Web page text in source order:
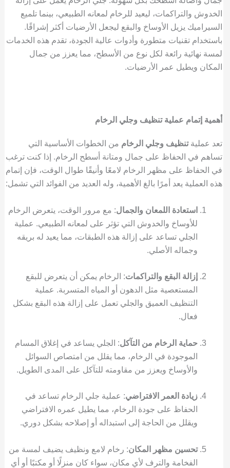
الخدوش والتراكمات، ليعيد للرخام لمعانه الطبيعي، بينما تلميع
السيراميك يزيل الأوساخ والبقع ليجعل الأرضيات أكثر إشراقًا.
باستخدام تقنيات متطورة وأدوات عالية الجودة، تقدم هذه الخدمات
لمسة نهائية رائعة لكل نوع من الأسطح، مما يعزز من جمال
المكان ويطيل عمر الأرضيات.
أهمية إتمام عملية تنظيف وجلي الرخام
تعد عمليةتنظيف وجلي الرخام من الخطوات الأساسية التي
تساهم في الحفاظ على جمال ومتانة أسطح الرخام. إذا كنت ترغب
في الحفاظ على مظهر الرخام لامعًا وأنيقًا طوال الوقت، فإن إتمام
هذه العملية يعد أمرًا بالغ الأهمية، وله العديد من الفوائد التي تشمل:
استعادة اللمعان والجمال: مع مرور الوقت، يتعرض الرخام
للأوساخ والخدوش التي تؤثر على لمعانه الطبيعي. عملية
الجلي تساعد على إزالة هذه الطبقات، مما يعيد له بريقه
وجماله الأصلي.
إزالة البقع والتراكمات: الرخام يمكن أن يتعرض للبقع
المستعصية مثل الدهون أو المياه المتسربة. عملية
التنظيف العميق والجلي تعمل على إزالة هذه البقع بشكل
فعال.
حماية الرخام من التآكل: الجلي يساعد في إغلاق المسام
الموجودة في الرخام، مما يقلل من امتصاص السوائل
والأوساخ ويعزز من مقاومته للتآكل على المدى الطويل.
زيادة العمر الافتراضي: عملية جلي الرخام تساعد في
الحفاظ على جودة الرخام، مما يطيل عمره الافتراضي
ويقلل من الحاجة إلى استبداله أو إصلاحه بشكل دوري.
تحسين مظهر المكان: رخام لامع ونظيف يضيف لمسة من
الفخامة والترف لأي مكان، سواء كان منزلًا أو مكتبًا أو أي